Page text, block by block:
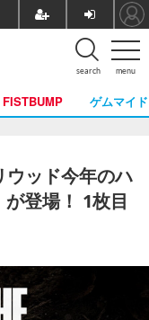
menu
search
FISTBUMP ゲムマイド
ウッド今年のハ
登場！ 1枚目